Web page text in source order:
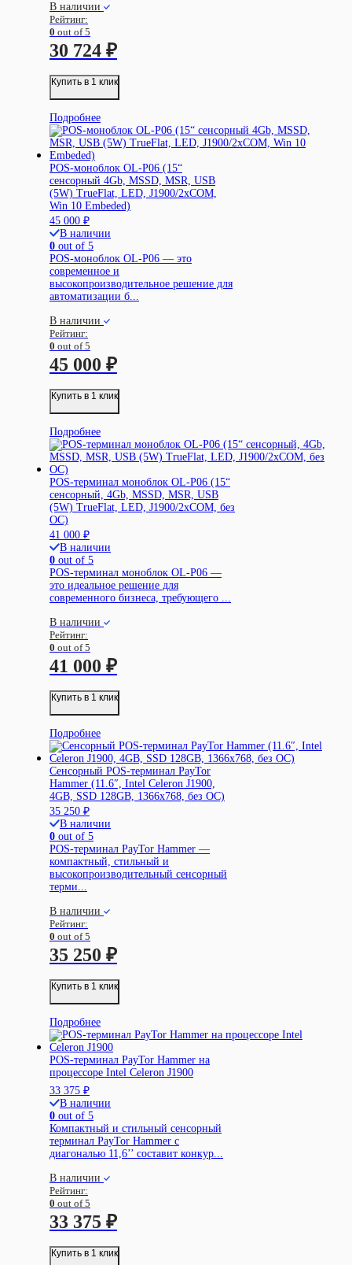
В наличии
Рейтинг:
0 out of 5
30 724 ₽
Купить в 1 клик
Подробнее
POS-моноблок OL-P06 (15“
сенсорный 4Gb, MSSD, MSR, USB
(5W) TrueFlat, LED, J1900/2xCOM,
Win 10 Embeded)
45 000 ₽
В наличии
0 out of 5
POS-моноблок OL-P06 — это
современное и
высокопроизводительное решение для
автоматизации б...
В наличии
Рейтинг:
0 out of 5
45 000 ₽
Купить в 1 клик
Подробнее
POS-терминал моноблок OL-P06 (15“
сенсорный, 4Gb, MSSD, MSR, USB
(5W) TrueFlat, LED, J1900/2xCOM, без
ОС)
41 000 ₽
В наличии
0 out of 5
POS-терминал моноблок OL-P06 —
это идеальное решение для
современного бизнеса, требующего ...
В наличии
Рейтинг:
0 out of 5
41 000 ₽
Купить в 1 клик
Подробнее
Сенсорный POS-терминал PayTor
Hammer (11.6″, Intel Celeron J1900,
4GB, SSD 128GB, 1366х768, без ОС)
35 250 ₽
В наличии
0 out of 5
POS-терминал PayTor Hammer —
компактный, стильный и
высокопроизводительный сенсорный
терми...
В наличии
Рейтинг:
0 out of 5
35 250 ₽
Купить в 1 клик
Подробнее
POS-терминал PayTor Hammer на
процессоре Intel Celeron J1900
33 375 ₽
В наличии
0 out of 5
Компактный и стильный сенсорный
терминал PayTor Hammer с
диагональю 11,6’’ составит конкур...
В наличии
Рейтинг:
0 out of 5
33 375 ₽
Купить в 1 клик